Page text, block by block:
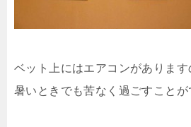
ベット上にはエアコンがありま
暑いときでも苦なく過ごすことが